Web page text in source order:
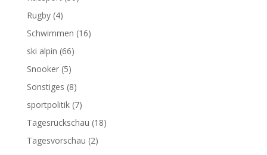
Rugby(4)
Schwimmen (16)
ski alpin (66)
Snooker(5)
Sonstiges (8)
sportpolitik(7)
Tagesrückschau (18)
Tagesvorschau (2)